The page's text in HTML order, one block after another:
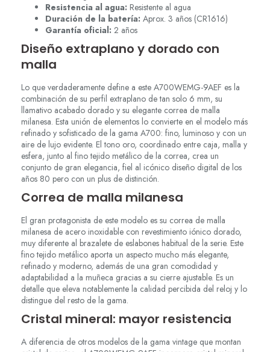
Resistencia al agua: Resistente al agua
Duración de la batería: Aprox. 3 años (CR1616)
Garantía oficial: 2 años
Diseño extraplano y dorado con
malla
Lo que verdaderamente define a este A700WEMG-9AEF es la
combinación de su perfil extraplano de tan solo 6 mm, su
llamativo acabado dorado y su elegante correa de malla
milanesa. Esta unión de elementos lo convierte en el modelo más
refinado y sofisticado de la gama A700: fino, luminoso y con un
aire de lujo evidente. El tono oro, coordinado entre caja, malla y
esfera, junto al fino tejido metálico de la correa, crea un
conjunto de gran elegancia, fiel al icónico diseño digital de los
años 80 pero con un plus de distinción.
Correa de malla milanesa
El gran protagonista de este modelo es su correa de malla
milanesa de acero inoxidable con revestimiento iónico dorado,
muy diferente al brazalete de eslabones habitual de la serie. Este
fino tejido metálico aporta un aspecto mucho más elegante,
refinado y moderno, además de una gran comodidad y
adaptabilidad a la muñeca gracias a su cierre ajustable. Es un
detalle que eleva notablemente la calidad percibida del reloj y lo
distingue del resto de la gama.
Cristal mineral: mayor resistencia
A diferencia de otros modelos de la gama vintage que montan